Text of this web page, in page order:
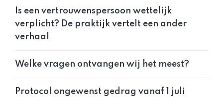
Is een vertrouwenspersoon wettelijk
verplicht? De praktijk vertelt een ander
verhaal
Welke vragen ontvangen wij het meest?
Protocol ongewenst gedrag vanaf 1 juli